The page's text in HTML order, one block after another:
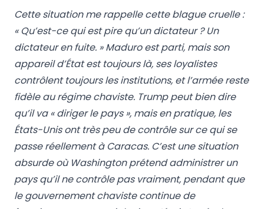
Cette situation me rappelle cette blague cruelle :
« Qu’est-ce qui est pire qu’un dictateur ? Un
dictateur en fuite. » Maduro est parti, mais son
appareil d’État est toujours là, ses loyalistes
contrôlent toujours les institutions, et l’armée reste
fidèle au régime chaviste. Trump peut bien dire
qu’il va « diriger le pays », mais en pratique, les
États-Unis ont très peu de contrôle sur ce qui se
passe réellement à Caracas. C’est une situation
absurde où Washington prétend administrer un
pays qu’il ne contrôle pas vraiment, pendant que
le gouvernement chaviste continue de